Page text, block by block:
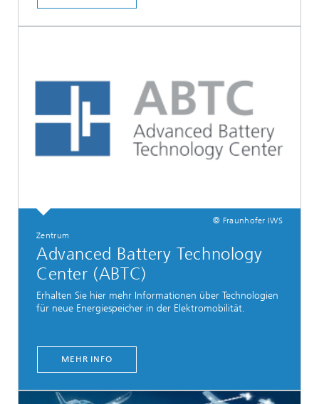
© Fraunhofer IWS
Zentrum
Advanced Battery Technology
Center (ABTC)
Erhalten Sie hier mehr Informationen über Technologien
für neue Energiespeicher in der Elektromobilität.
MEHR INFO